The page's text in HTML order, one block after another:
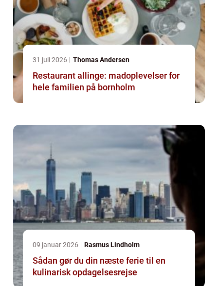
31 juli 2026 Thomas Andersen
Restaurant allinge: madoplevelser for
hele familien på bornholm
09 januar 2026 Rasmus Lindholm
Sådan gør du din næste ferie til en
kulinarisk opdagelsesrejse